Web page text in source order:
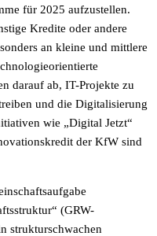
für 2025 aufzustellen.
Kredite oder andere
an kleine und mittlere
darauf ab, IT-Projekte zu
und die Digitalisierung
wie „Digital Jetzt“
der KfW sind
(GRW-
strukturschwachen